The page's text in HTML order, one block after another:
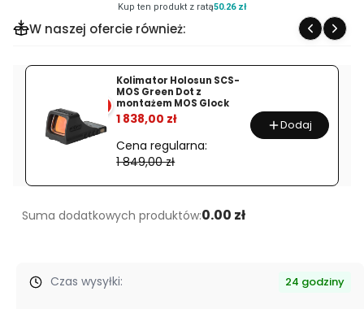
24-
6.3
OSS
Kup ten produkt z ratą50.26 zł
W naszej ofercie również:
Kolimator Holosun SCS-
MOS Green Dot z
montażem MOS Glock
1 838,00 zł
Cena regularna:
1 849,00 zł
Dodaj
Suma dodatkowych produktów:0.00 zł
Czas wysyłki: 24 godziny